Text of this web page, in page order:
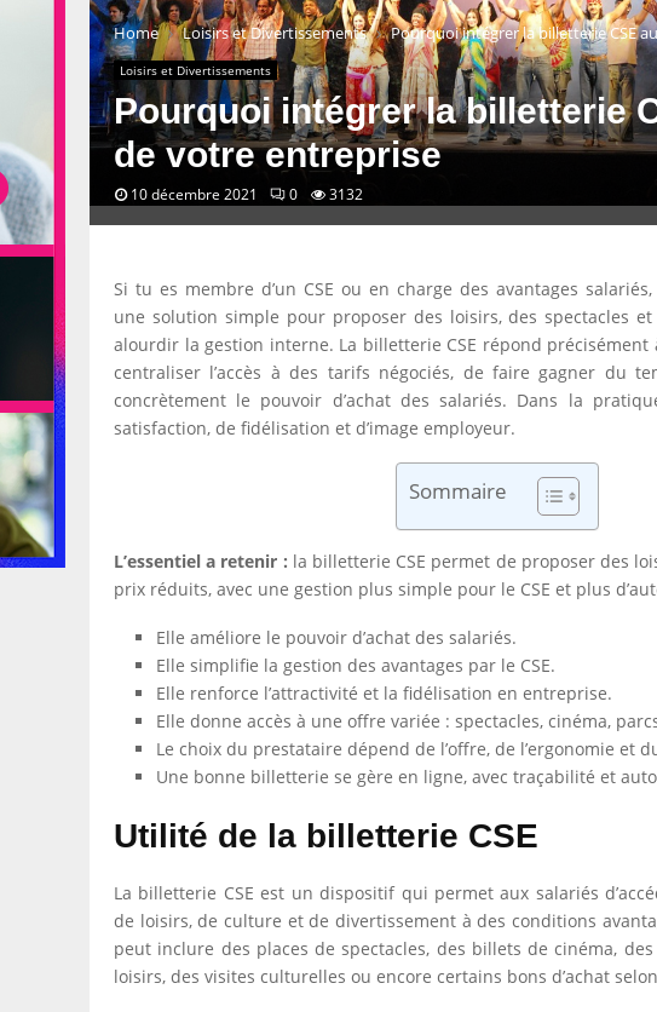
Home Loisirs et Divertissements Pourquoi intégrer la billetterie CSE
Loisirs et Divertissements
Pourquoi intégrer la billetterie
de votre entreprise
10 décembre 2021 0 3132
Si tu es membre d’un CSE ou en charge des avantages
une solution simple pour proposer des loisirs, des spectacles
alourdir la gestion interne. La billetterie CSE répond
centraliser l’accès à des tarifs négociés, de faire gagner du
concrètement le pouvoir d’achat des salariés. Dans la
satisfaction, de fidélisation et d’image employeur.
Sommaire
L’essentiel a retenir : la billetterie CSE permet de proposer des
prix réduits, avec une gestion plus simple pour le CSE et plus
Elle améliore le pouvoir d’achat des salariés.
Elle simplifie la gestion des avantages par le CSE.
Elle renforce l’attractivité et la fidélisation en entreprise.
Elle donne accès à une offre variée : spectacles, cinéma,
Le choix du prestataire dépend de l’offre, de l’ergonomie et
Une bonne billetterie se gère en ligne, avec traçabilité et
Utilité de la billetterie CSE
La billetterie CSE est un dispositif qui permet aux salariés
de loisirs, de culture et de divertissement à des conditions
peut inclure des places de spectacles, des billets de cinéma,
loisirs, des visites culturelles ou encore certains bons d’achat